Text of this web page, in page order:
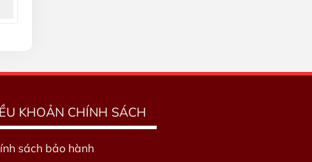
KHOẢN CHÍNH SÁCH
sách bảo hành